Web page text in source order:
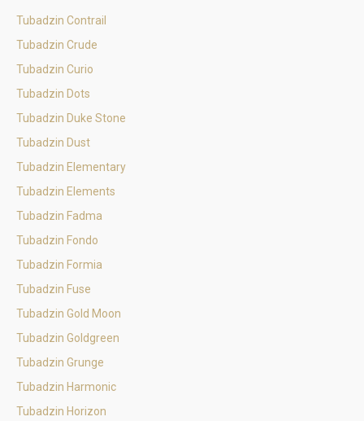
Tubadzin Contrail
Tubadzin Crude
Tubadzin Curio
Tubadzin Dots
Tubadzin Duke Stone
Tubadzin Dust
Tubadzin Elementary
Tubadzin Elements
Tubadzin Fadma
Tubadzin Fondo
Tubadzin Formia
Tubadzin Fuse
Tubadzin Gold Moon
Tubadzin Goldgreen
Tubadzin Grunge
Tubadzin Harmonic
Tubadzin Horizon